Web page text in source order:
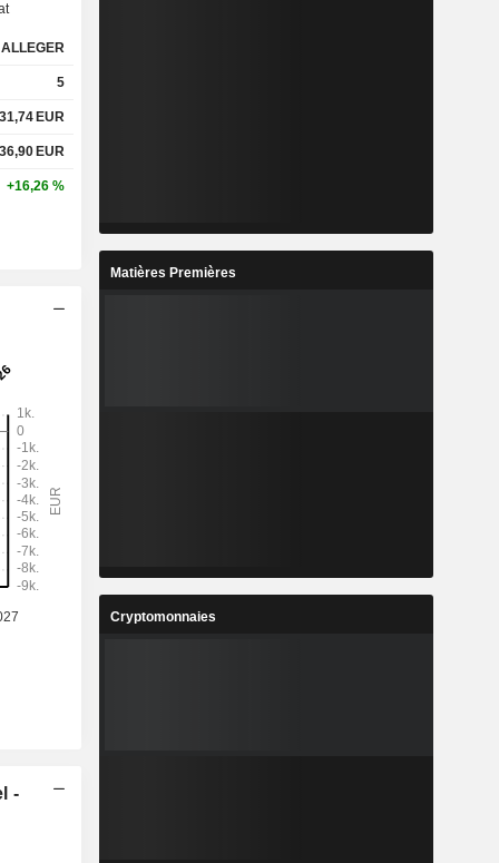
ALLEGER
5
31,74 EUR
36,90 EUR
+16,26 %
-
Matières Premières
Cryptomonnaies